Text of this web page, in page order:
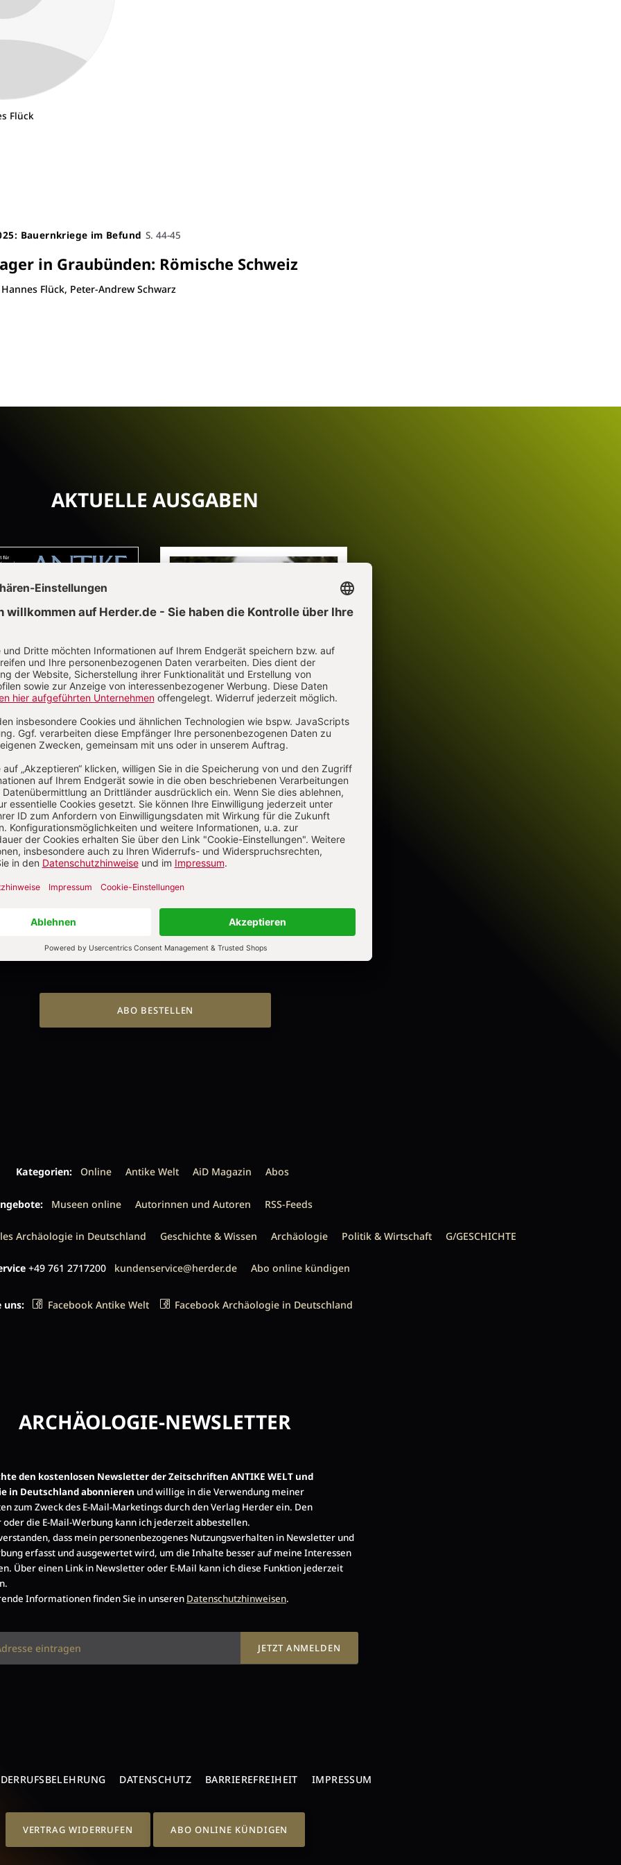
Flück
Bauernkriege im Befund S. 44-45
in Graubünden: Römische Schweiz
Flück, Peter-Andrew Schwarz
AKTUELLE AUSGABEN
2026
der Antike
ZUM HEFT
Heft 4/2026
ALLE HEFTE
ABO BESTELLEN
Kategorien: Online Antike Welt AiD Magazin Abos
Museen online Autorinnen und Autoren RSS-Feeds
Archäologie in Deutschland Geschichte & Wissen Archäologie Politik & Wirtschaft G/GESCHICHTE
+49 761 2717200 kundenservice@herder.de Abo online kündigen
uns: Facebook Antike Welt Facebook Archäologie in Deutschland
ARCHÄOLOGIE-NEWSLETTER
den kostenlosen Newsletter der Zeitschriften ANTIKE WELT und
in Deutschland abonnieren und willige in die Verwendung meiner
zum Zweck des E-Mail-Marketings durch den Verlag Herder ein. Den
die E-Mail-Werbung kann ich jederzeit abbestellen.
dass mein personenbezogenes Nutzungsverhalten in Newsletter und
erfasst und ausgewertet wird, um die Inhalte besser auf meine Interessen
Über einen Link in Newsletter oder E-Mail kann ich diese Funktion jederzeit
Informationen finden Sie in unseren Datenschutzhinweisen.
JETZT ANMELDEN
DATENSCHUTZ BARRIEREFREIHEIT IMPRESSUM
VERTRAG WIDERRUFEN ABO ONLINE KÜNDIGEN